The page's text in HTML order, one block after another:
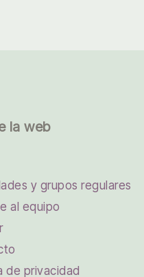
la web
y grupos regulares
al equipo
de privacidad